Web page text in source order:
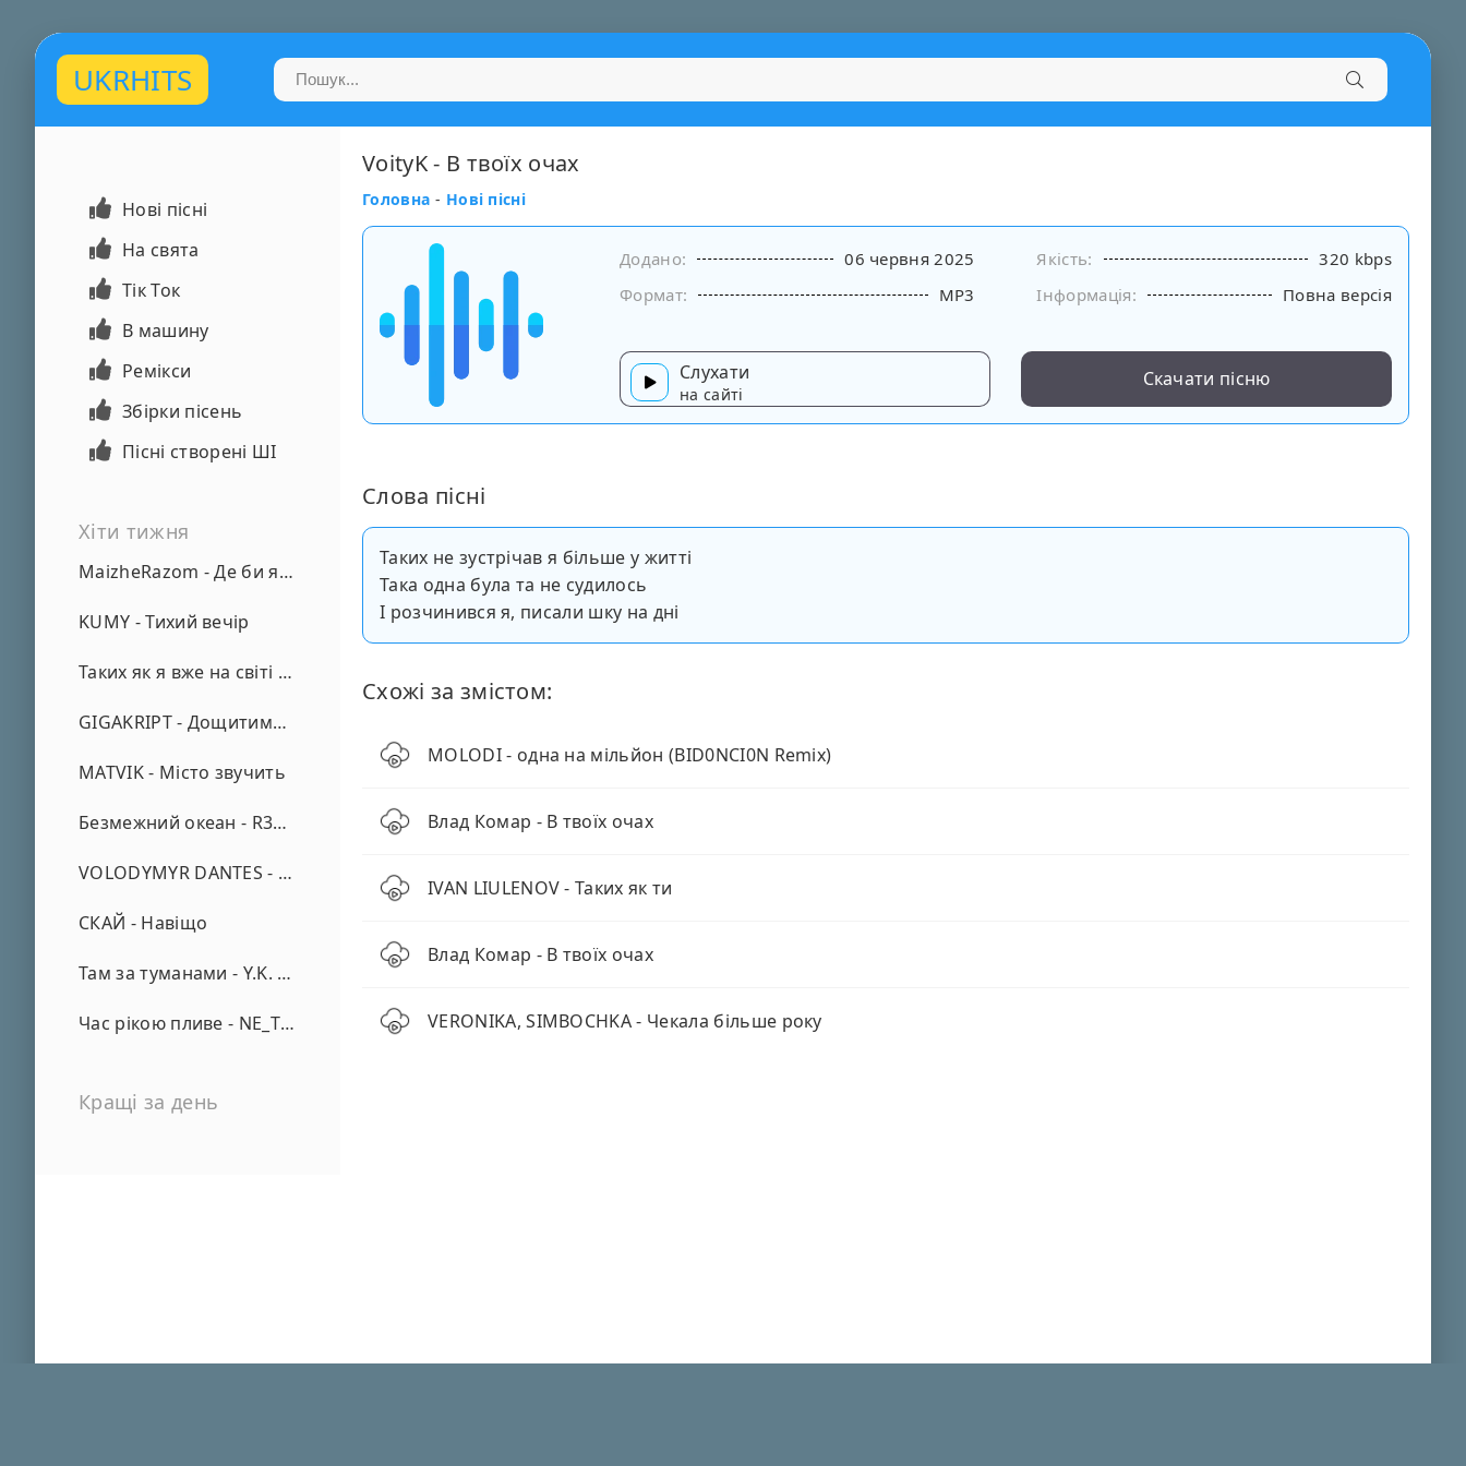
UKRHITS
Нові пісні
На свята
Тік Ток
В машину
Ремікси
Збірки пісень
Пісні створені ШІ
Хіти тижня
MaizheRazom - Де би я не був
KUMY - Тихий вечір
Таких як я вже на світі нема - А. Малярник
GIGAKRIPT - Дощитиме зима
MATVIK - Місто звучить
Безмежний океан - R3phase
VOLODYMYR DANTES - Просто кохаю (REMIX)
СКАЙ - Навіщо
Там за туманами - Y.K. Music
Час рікою пливе - NE_TVOYA_MRIYA
Кращі за день
VoityK - В твоїх очах
Головна - Нові пісні
Додано: 06 червня 2025 Якість:
320 kbps
Формат:
MP3 Інформація: Повна версія
Слухати
на сайті
Скачати пісню
Слова пісні
Таких не зустрічав я більше у житті
Така одна була та не судилось
І розчинився я, писали шку на дні
Схожі за змістом:
MOLODI - одна на мільйон (BID0NCI0N Remix)
Влад Комар - В твоїх очах
IVAN LIULENOV - Таких як ти
Влад Комар - В твоїх очах
VERONIKA, SIMBOCHKA - Чекала більше року